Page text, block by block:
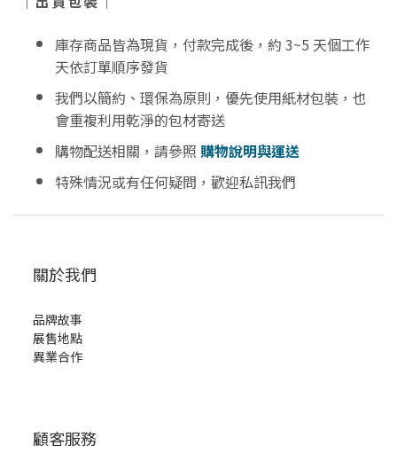
庫存商品皆為現貨，付款完成後，約 3~5 天個工作
天依訂單順序發貨
我們以簡約、環保為原則，優先使用紙材包裝，也
會重複利用乾淨的包材寄送
購物配送相關，請參照 購物說明與運送
特殊情況或有任何疑問，歡迎私訊我們
關於我們
品牌故事
展售地點
異業合作
顧客服務